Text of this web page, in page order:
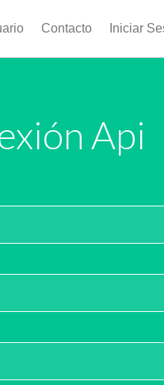
Contacto Iniciar
Api